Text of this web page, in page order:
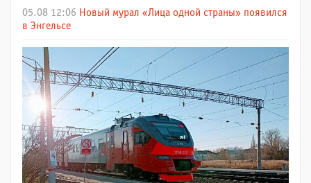
05.08 12:06 Новый мурал «Лица одной страны» появился
в Энгельсе